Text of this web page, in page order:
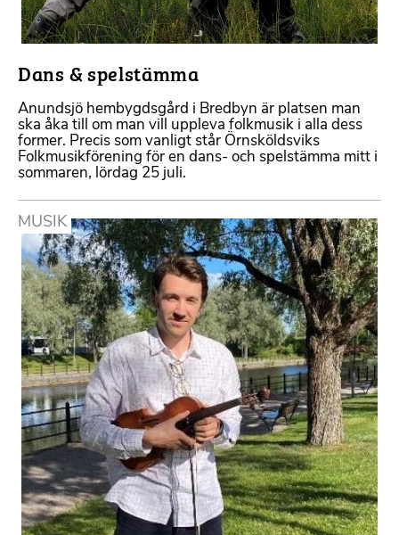
Dans & spelstämma
Anundsjö hembygdsgård i Bredbyn är platsen man
ska åka till om man vill uppleva folkmusik i alla dess
former. Precis som vanligt står Örnsköldsviks
Folkmusikförening för en dans- och spelstämma mitt i
sommaren, lördag 25 juli.
MUSIK